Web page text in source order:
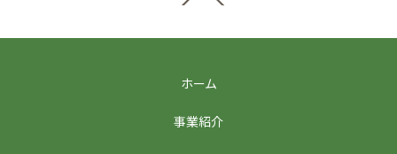
ホーム
事業紹介